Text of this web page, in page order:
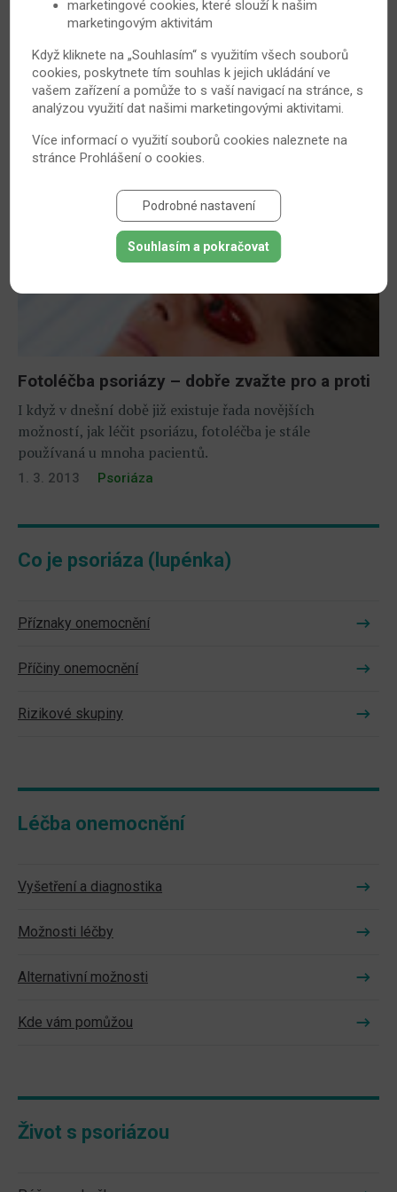
Světový den lupénky slaví i ve Švédsku
Lupénka – velmi nepříjemné onemocnění kůže (ale i
kloubů), které se nevyhýbá mužům ani ženám, dětem ani
dospělým. Právě jim je určen Světový den lupénky.
16. 3. 2009 Psoriáza
Fotoléčba psoriázy – dobře zvažte pro a proti
I když v dnešní době již existuje řada novějších
možností, jak léčit psoriázu, fotoléčba je stále
používaná u mnoha pacientů.
1. 3. 2013 Psoriáza
Co je psoriáza (lupénka)
Příznaky onemocnění
Příčiny onemocnění
Rizikové skupiny
Léčba onemocnění
Vyšetření a diagnostika
Možnosti léčby
Alternativní možnosti
Kde vám pomůžou
Život s psoriázou
marketingové cookies, které slouží k našim
marketingovým aktivitám
Když kliknete na „Souhlasím“ s využitím všech souborů
cookies, poskytnete tím souhlas k jejich ukládání ve
vašem zařízení a pomůže to s vaší navigací na stránce, s
analýzou využití dat našimi marketingovými aktivitami.
Více informací o využití souborů cookies naleznete na
stránceProhlášení o cookies.
Podrobné nastavení
Souhlasím a pokračovat